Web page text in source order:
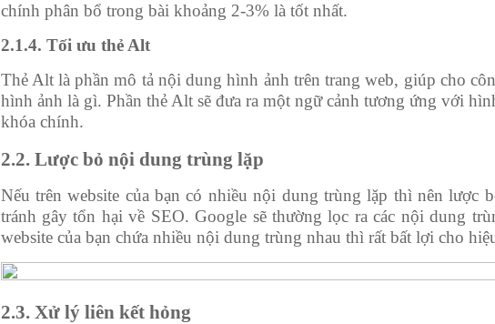
chính phân bổ trong bài khoảng 2-3% là tốt nhất.
2.1.4. Tối ưu thẻ Alt
Thẻ Alt là phần mô tả nội dung hình ảnh trên trang web, giúp cho
hình ảnh là gì. Phần thẻ Alt sẽ đưa ra một ngữ cảnh tương ứng với
khóa chính.
2.2. Lược bỏ nội dung trùng lặp
Nếu trên website của bạn có nhiều nội dung trùng lặp thì nên lược
tránh gây tổn hại về SEO. Google sẽ thường lọc ra các nội dung
website của bạn chứa nhiều nội dung trùng nhau thì rất bất lợi cho
2.3. Xử lý liên kết hỏng